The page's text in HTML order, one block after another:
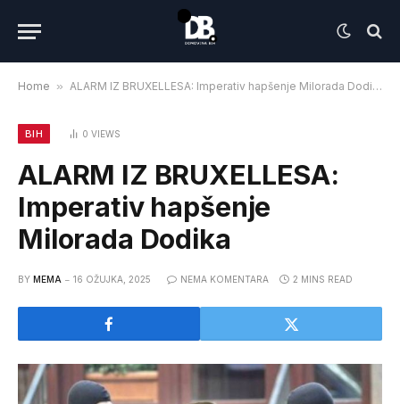
Home » ALARM IZ BRUXELLESA: Imperativ hapšenje Milorada Dodika
BIH 0 VIEWS
ALARM IZ BRUXELLESA:
Imperativ hapšenje
Milorada Dodika
BY MEMA 16 OŽUJKA, 2025 NEMA KOMENTARA 2 MINS READ